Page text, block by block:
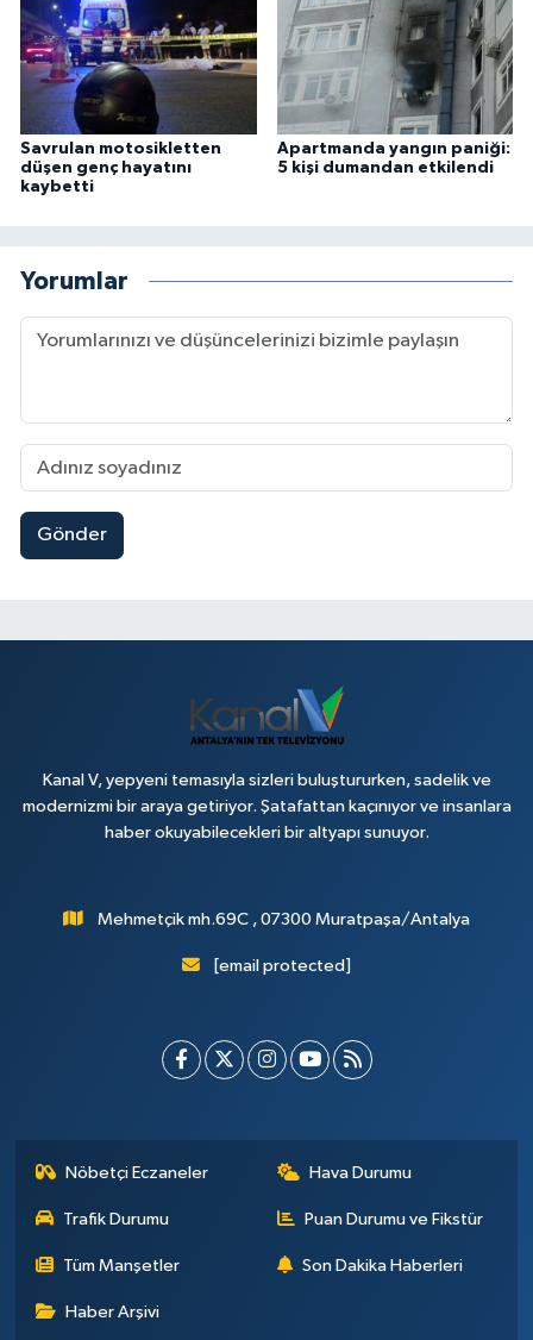
Savrulan motosikletten
düşen genç hayatını
kaybetti
Apartmanda yangın paniği:
5 kişi dumandan etkilendi
Yorumlar
Gönder
Kanal V, yepyeni temasıyla sizleri buluştururken, sadelik ve
modernizmi bir araya getiriyor. Şatafattan kaçınıyor ve insanlara
haber okuyabilecekleri bir altyapı sunuyor.
Mehmetçik mh.69C , 07300 Muratpaşa/Antalya
[email protected]
Nöbetçi Eczaneler Hava Durumu
Trafik Durumu Puan Durumu ve Fikstür
Tüm Manşetler Son Dakika Haberleri
Haber Arşivi